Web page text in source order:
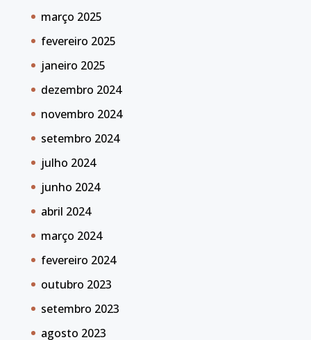
março 2025
fevereiro 2025
janeiro 2025
dezembro 2024
novembro 2024
setembro 2024
julho 2024
junho 2024
abril 2024
março 2024
fevereiro 2024
outubro 2023
setembro 2023
agosto 2023